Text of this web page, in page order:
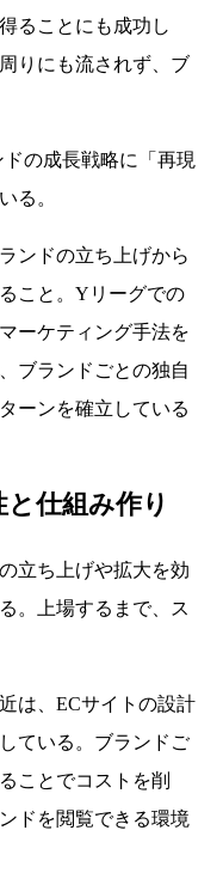
ることにも成功し
りにも流されず、ブ
の成長戦略に「再現
る。
ンドの立ち上げから
こと。Yリーグでの
ーケティング手法を
ブランドごとの独自
ーンを確立している
仕組み作り
立ち上げや拡大を効
。上場するまで、ス
は、ECサイトの設計
ている。ブランドご
ことでコストを削
ドを閲覧できる環境